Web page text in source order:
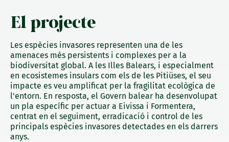
El projecte
Les espècies invasores representen una de les
amenaces més persistents i complexes per a la
biodiversitat global. A les Illes Balears, i especialment
en ecosistemes insulars com els de les Pitiüses, el seu
impacte es veu amplificat per la fragilitat ecològica de
l'entorn. En resposta, el Govern balear ha desenvolupat
un pla específic per actuar a Eivissa i Formentera,
centrat en el seguiment, erradicació i control de les
principals espècies invasores detectades en els darrers
anys.